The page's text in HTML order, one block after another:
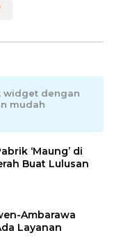
widget dengan
mudah
‘Maung’ di
Buat Lulusan
Ambarawa
Layanan